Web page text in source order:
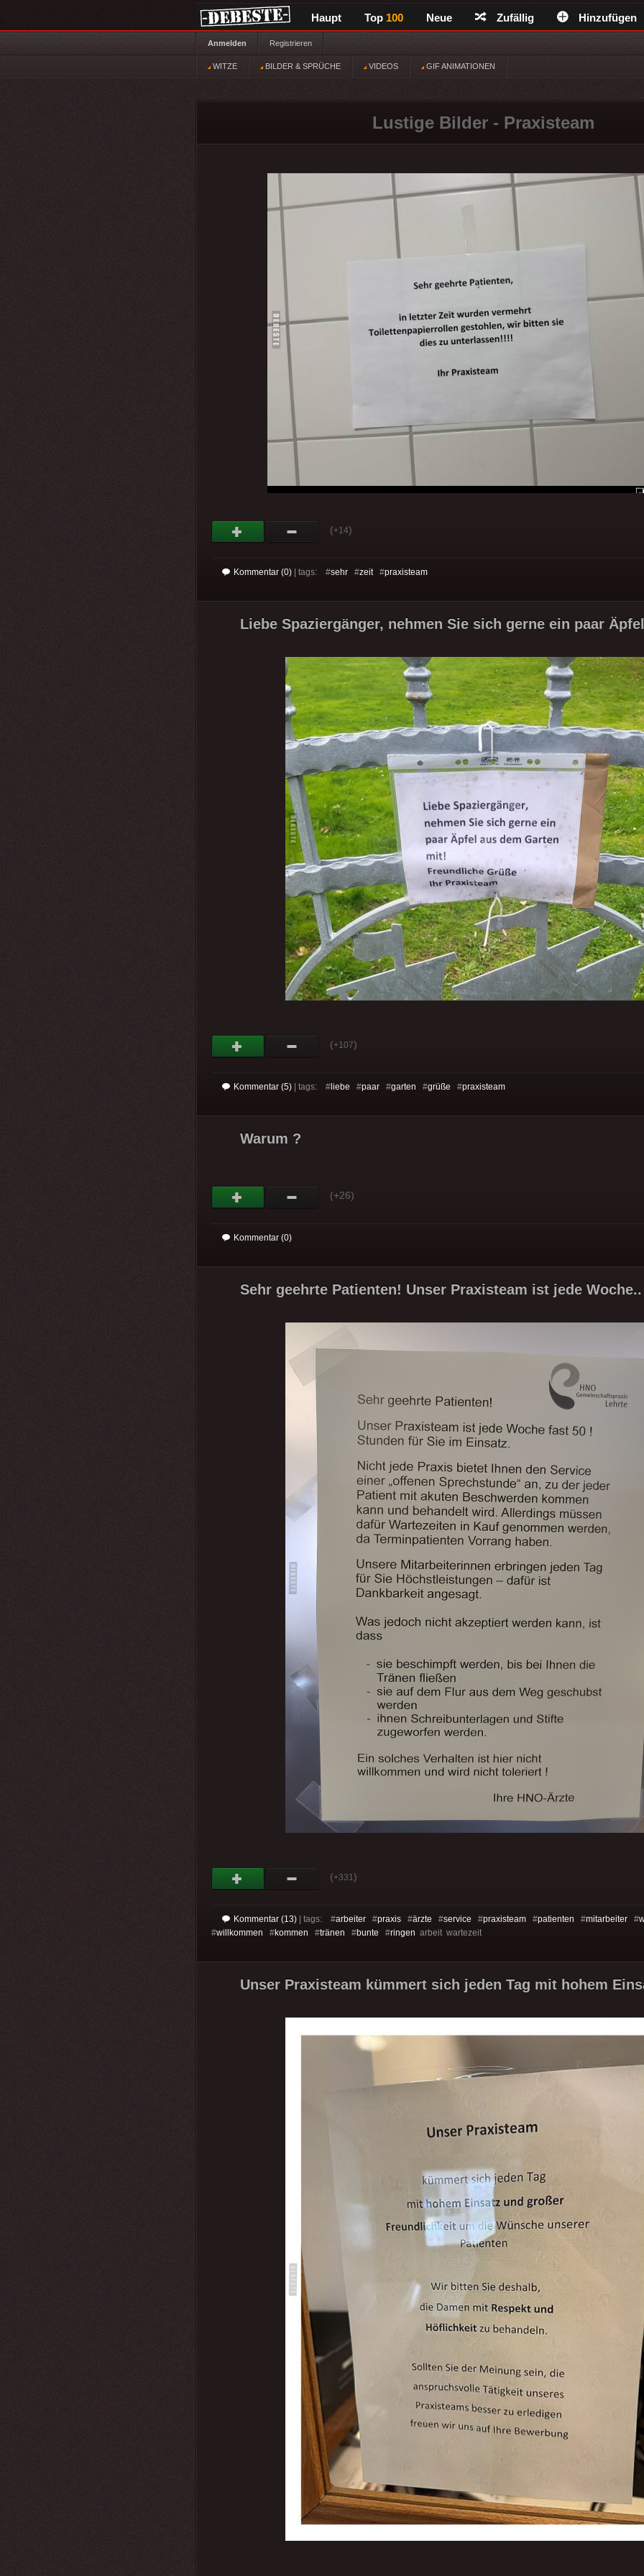
Haupt Top 100 Neue Zufällig Hinzufügen
Anmelden Registrieren
WITZE BILDER & SPRÜCHE VIDEOS GIF ANIMATIONEN
Lustige Bilder - Praxisteam
(+14)
Kommentar (0) | tags: #sehr #zeit#praxisteam
Liebe Spaziergänger, nehmen Sie sich gerne ein paar
(+107)
Kommentar (5) | tags: # liebe #paar #garten #grüße #praxisteam
Warum ?
(+26)
Kommentar (0)
Sehr geehrte Patienten! Unser Praxisteam ist jede Woche..
(+331 )
Kommentar (13) | tags: #arbeiter #praxis #ärzte #service #praxisteam #patienten #mitarbeiter #
#willkommen #kommen #tränen #bunte #ringen arbeit wartezeit
Unser Praxisteam kümmert sich jeden Tag mit hohem